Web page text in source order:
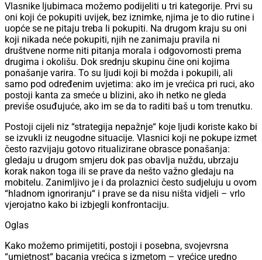
Vlasnike ljubimaca možemo podijeliti u tri kategorije. Prvi su
oni koji će pokupiti uvijek, bez iznimke, njima je to dio rutine i
uopće se ne pitaju treba li pokupiti. Na drugom kraju su oni
koji nikada neće pokupiti, njih ne zanimaju pravila ni
društvene norme niti pitanja morala i odgovornosti prema
drugima i okolišu. Dok srednju skupinu čine oni kojima
ponašanje varira. To su ljudi koji bi možda i pokupili, ali
samo pod određenim uvjetima: ako im je vrećica pri ruci, ako
postoji kanta za smeće u blizini, ako ih netko ne gleda
previše osuđujuće, ako im se da to raditi baš u tom trenutku.
Postoji cijeli niz “strategija nepažnje“ koje ljudi koriste kako bi
se izvukli iz neugodne situacije. Vlasnici koji ne pokupe izmet
često razvijaju gotovo ritualizirane obrasce ponašanja:
gledaju u drugom smjeru dok pas obavlja nuždu, ubrzaju
korak nakon toga ili se prave da nešto važno gledaju na
mobitelu. Zanimljivo je i da prolaznici često sudjeluju u ovom
“hladnom ignoriranju“ i prave se da nisu ništa vidjeli – vrlo
vjerojatno kako bi izbjegli konfrontaciju.
Oglas
Kako možemo primijetiti, postoji i posebna, svojevrsna
“umjetnost“ bacanja vrećica s izmetom – vrećice uredno